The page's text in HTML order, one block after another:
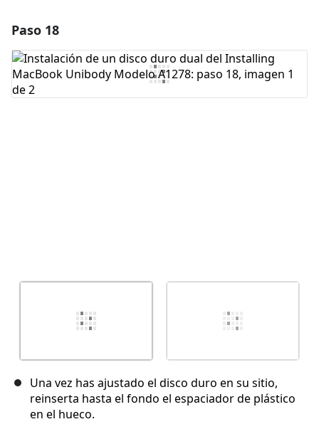
Agregar Comentario
Paso 18
Una vez has ajustado el disco duro en su sitio,
reinserta hasta el fondo el espaciador de plástico
en el hueco.